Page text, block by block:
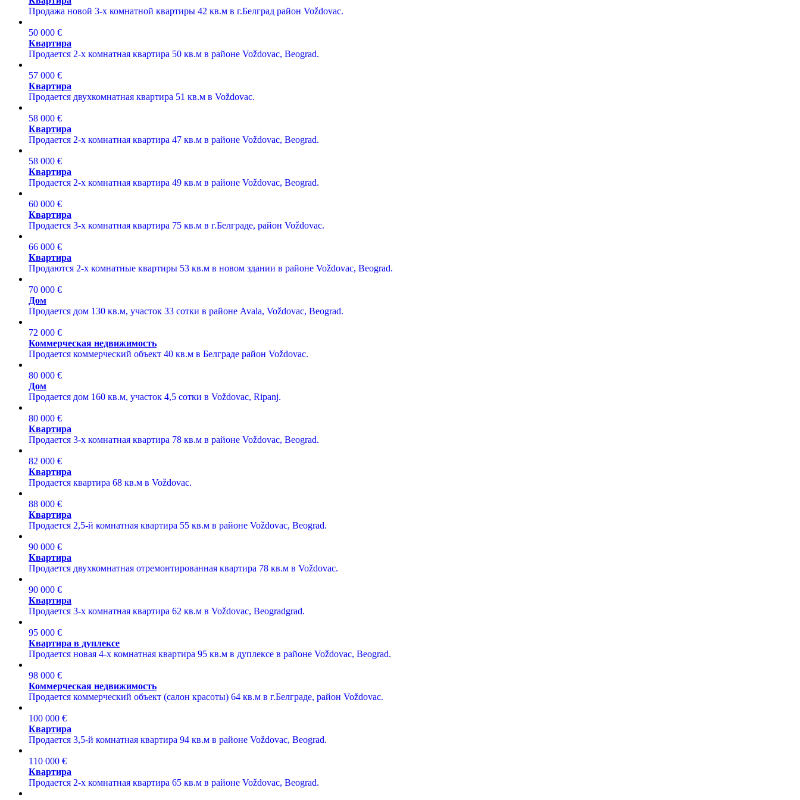
Продажа новой 3-х комнатной квартиры 42 кв.м в г.Белград район Voždovac.
50 000 €
Квартира
Продается 2-х комнатная квартира 50 кв.м в районе Voždovac, Beograd.
57 000 €
Квартира
Продается двухкомнатная квартира 51 кв.м в Voždovac.
58 000 €
Квартира
Продается 2-х комнатная квартира 47 кв.м в районе Voždovac, Beograd.
58 000 €
Квартира
Продается 2-х комнатная квартира 49 кв.м в районе Voždovac, Beograd.
60 000 €
Квартира
Продается 3-х комнатная квартира 75 кв.м в г.Белграде, район Voždovac.
66 000 €
Квартира
Продаются 2-х комнатные квартиры 53 кв.м в новом здании в районе Voždovac, Beograd.
70 000 €
Дом
Продается дом 130 кв.м, участок 33 сотки в районе Avala, Voždovac, Beograd.
72 000 €
Коммерческая недвижимость
Продается коммерческий объект 40 кв.м в Белграде район Voždovac.
80 000 €
Дом
Продается дом 160 кв.м, участок 4,5 сотки в Voždovac, Ripanj.
80 000 €
Квартира
Продается 3-х комнатная квартира 78 кв.м в районе Voždovac, Beograd.
82 000 €
Квартира
Продается квартира 68 кв.м в Voždovac.
88 000 €
Квартира
Продается 2,5-й комнатная квартира 55 кв.м в районе Voždovac, Beograd.
90 000 €
Квартира
Продается двухкомнатная отремонтированная квартира 78 кв.м в Voždovac.
90 000 €
Квартира
Продается 3-х комнатная квартира 62 кв.м в Voždovac, Beogradgrad.
95 000 €
Квартира в дуплексе
Продается новая 4-х комнатная квартира 95 кв.м в дуплексе в районе Voždovac, Beograd.
98 000 €
Коммерческая недвижимость
Продается коммерческий объект (салон красоты) 64 кв.м в г.Белграде, район Voždovac.
100 000 €
Квартира
Продается 3,5-й комнатная квартира 94 кв.м в районе Voždovac, Beograd.
110 000 €
Квартира
Продается 2-х комнатная квартира 65 кв.м в районе Voždovac, Beograd.